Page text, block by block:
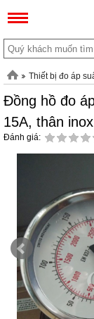
Thiết bị đo áp
Đồng hồ đo
15A, thân
Đánh giá: